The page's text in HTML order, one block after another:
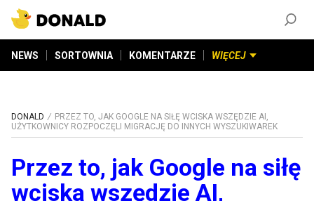
NEWS SORTOWNIA KOMENTARZE WIĘCEJ
DONALD
PRZEZ TO, JAK GOOGLE NA SIŁĘ WCISKA WSZĘDZIE AI,
UŻYTKOWNICY ROZPOCZĘLI MIGRACJĘ DO INNYCH WYSZUKIWAREK
Przez to, jak Google na siłę
wciska wszędzie AI,